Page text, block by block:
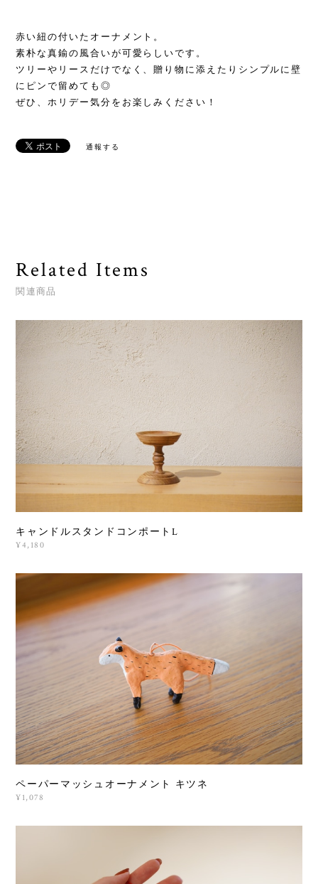
赤い紐の付いたオーナメント。
素朴な真鍮の風合いが可愛らしいです。
ツリーやリースだけでなく、贈り物に添えたりシンプルに壁
にピンで留めても◎
ぜひ、ホリデー気分をお楽しみください！
通報する
Related Items
関連商品
キャンドルスタンドコンポートL
¥4,180
ペーパーマッシュオーナメント キツネ
¥1,078